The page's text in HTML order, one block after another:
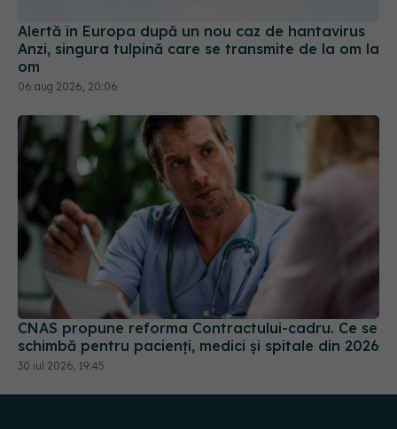
CNAS propune reforma Contractului-cadru. Ce se
schimbă pentru pacienți, medici și spitale din 2026
30 iul 2026, 19:45